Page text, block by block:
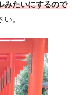
みたいにするので
。